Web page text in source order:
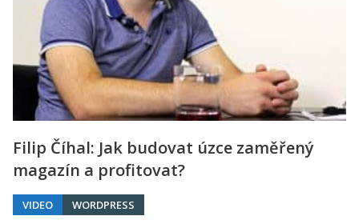
Hledaná fráze
Filip Číhal: Jak budovat úzce zaměřený
magazín a profitovat?
VIDEO WORDPRESS